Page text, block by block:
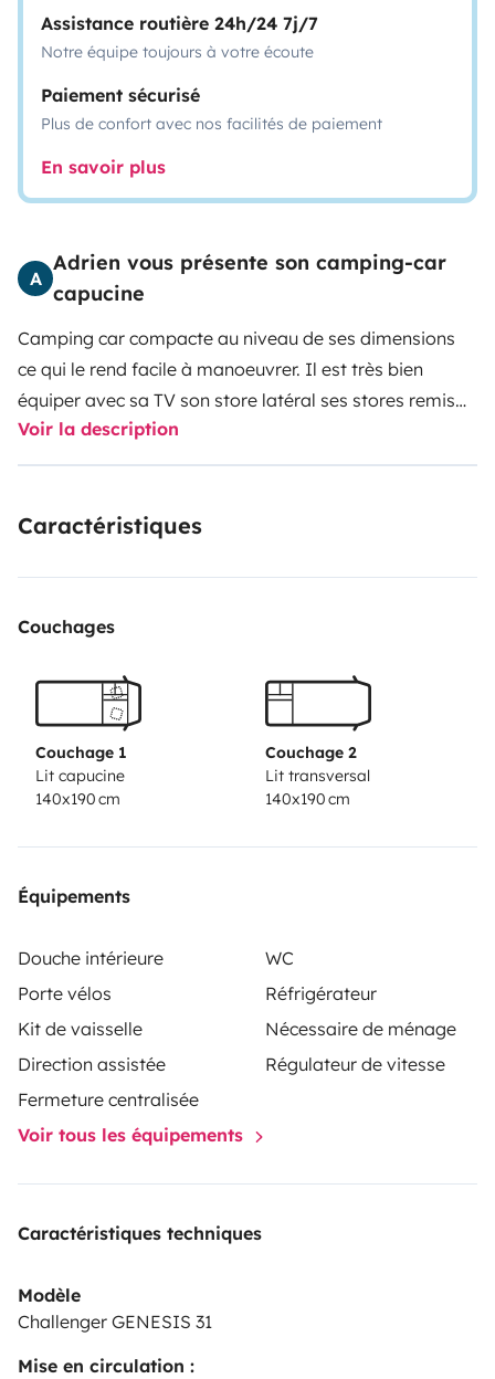
Assistance routière 24h/24 7j/7
Notre équipe toujours à votre écoute
Paiement sécurisé
Plus de confort avec nos facilités de paiement
En savoir plus
A
Adrien vous présente son camping-car
capucine
Camping car compacte au niveau de ses dimensions
ce qui le rend facile à manoeuvrer. Il est très bien
équiper avec sa TV son store latéral ses stores remis
son portes vélo sa boule d'attelage et sa caméra de
recul ne sont que quelques un de ses nombreux
personnes et une soute immense pour y transporter
Voir la description
Caractéristiques
Couchages
Couchage 1
Lit capucine
140x190 cm
Couchage 2
Lit transversal
140x190 cm
Équipements
Douche intérieure
WC
Porte vélos
Réfrigérateur
Kit de vaisselle
Nécessaire de ménage
Direction assistée
Régulateur de vitesse
Fermeture centralisée
Voir tous les équipements
Caractéristiques techniques
Modèle
Challenger GENESIS 31
Mise en circulation :